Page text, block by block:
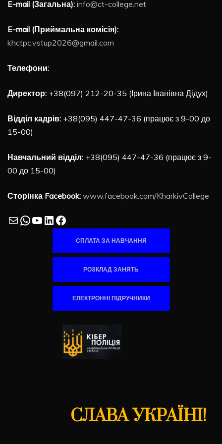
E-mail (Загальна): info@ct-college.net
E-mail (Приймальна комісія):
khctpc.vstup2026@gmail.com
Телефони:
Директор: +38(097) 212-20-35 (Ірина Іванівна Дідух)
Відділ кадрів: +38(095) 447-47-36 (працює з 9-00 до
15-00)
Навчальний відділ: +38(095) 447-47-36 (працює з 9-
00 до 15-00)
Сторінка Facebook: www.facebook.com/KharkivCollege
MailWhatsApp
YouTube
LinkedIn
Facebook
СПЛАТА ЗА НАВЧАННЯ
РОЗКЛАД ЗАНЯТЬ
ЕЛЕКТРОННІ ПІДРУЧНИКИ
СЛАВА УКРАЇНІ!